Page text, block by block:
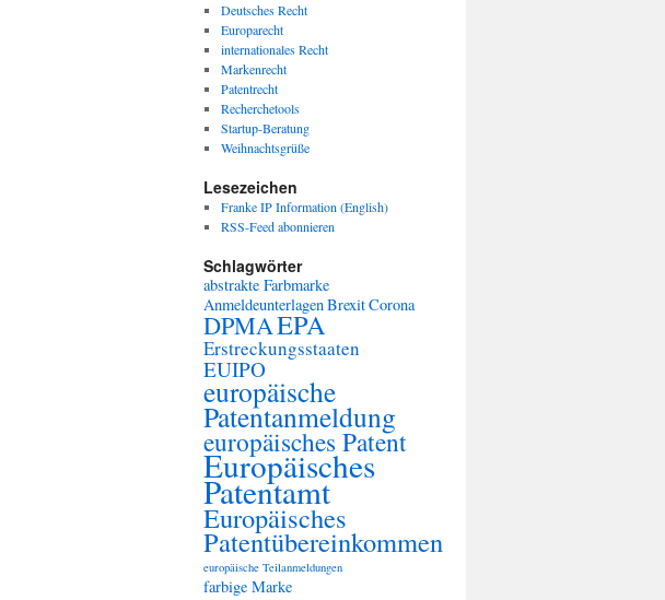
Deutsches Recht
Europarecht
internationales Recht
Markenrecht
Patentrecht
Recherchetools
Startup-Beratung
Weihnachtsgrüße
Lesezeichen
Franke IP Information (English)
RSS-Feed abonnieren
Schlagwörter
abstrakte Farbmarke
AnmeldeunterlagenBrexitCorona
DPMAEPA
Erstreckungsstaaten
EUIPO
europäische
Patentanmeldung
europäisches Patent
Europäisches
Patentamt
Europäisches
Patentübereinkommen
europäische Teilanmeldungen
farbige Marke